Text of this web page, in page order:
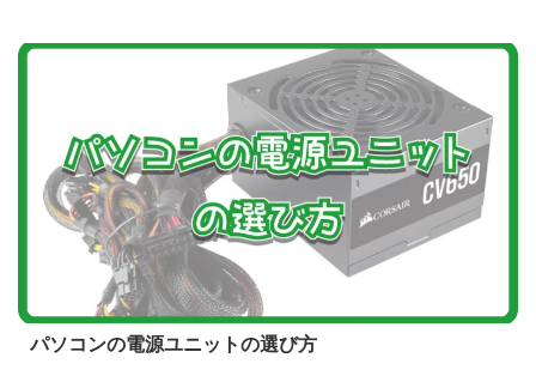
パソコンの電源ユニットの選び方